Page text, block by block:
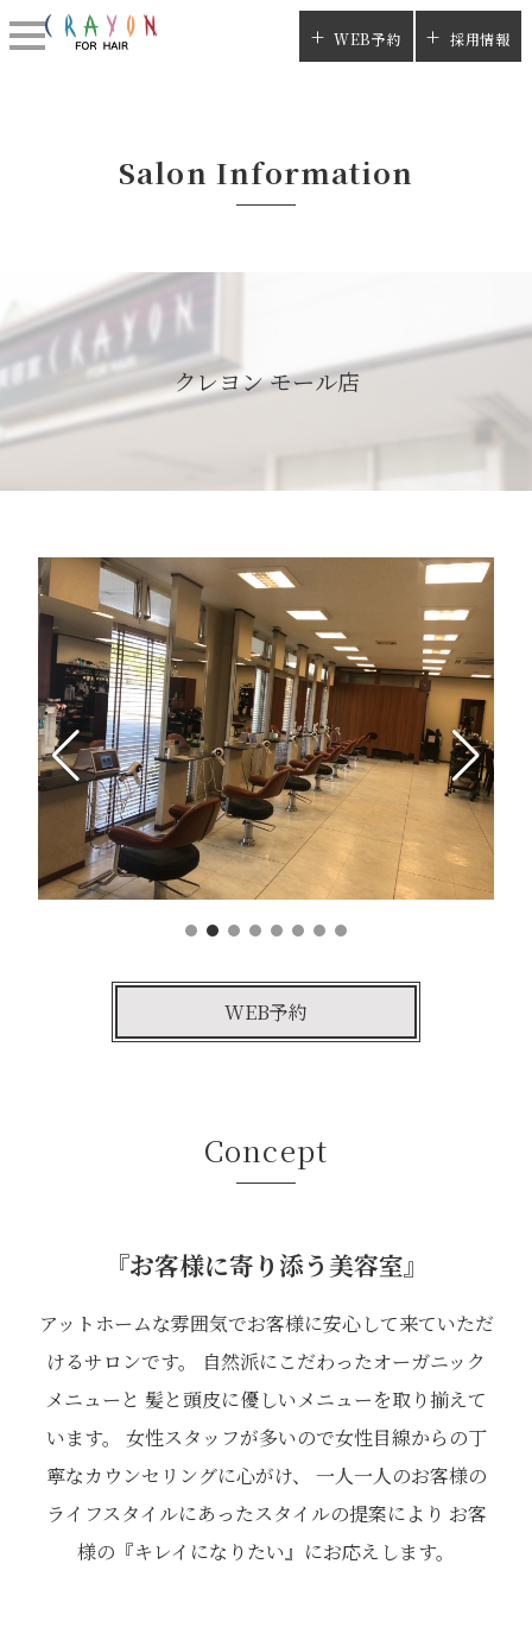
WEB予約 採用情報
Salon Information
クレヨン モール店
WEB予約
Concept
『お客様に寄り添う美容室』
アットホームな雰囲気でお客様に安心して来ていただ
けるサロンです。 自然派にこだわったオーガニック
メニューと 髪と頭皮に優しいメニューを取り揃えて
います。 女性スタッフが多いので女性目線からの丁
寧なカウンセリングに心がけ、 一人一人のお客様の
ライフスタイルにあったスタイルの提案により お客
様の『キレイになりたい』にお応えします。